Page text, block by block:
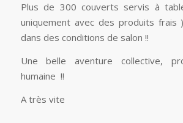
Plus de 300 couverts servis à
uniquement avec des produits
dans des conditions de salon !!
Une belle aventure collective,
humaine !!
A très vite